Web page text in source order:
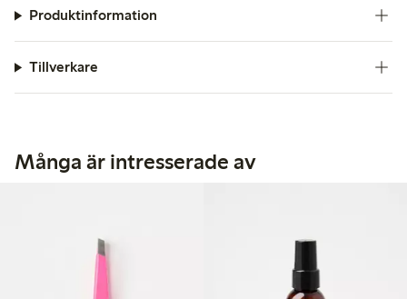
Produktinformation
Tillverkare
Många är intresserade av